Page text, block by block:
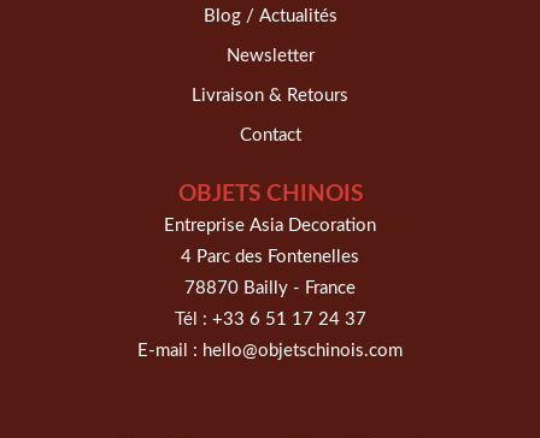
Blog / Actualités
Newsletter
Livraison & Retours
Contact
OBJETS CHINOIS
Entreprise Asia Decoration
4 Parc des Fontenelles
78870 Bailly - France
Tél : +33 6 51 17 24 37
E-mail : hello@objetschinois.com